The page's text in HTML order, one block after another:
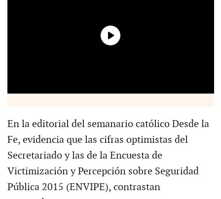
En la editorial del semanario católico Desde la
Fe, evidencia que las cifras optimistas del
Secretariado y las de la Encuesta de
Victimización y Percepción sobre Seguridad
Pública 2015 (ENVIPE), contrastan